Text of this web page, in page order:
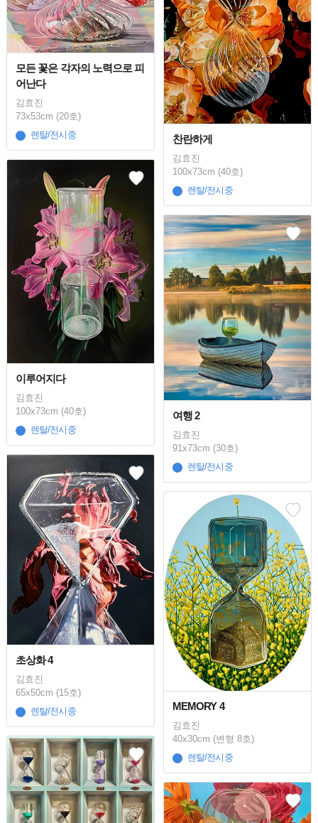
모든 꽃은 각자의 노력으로 피
어난다
김효진
73x53cm (20호)
렌탈/전시중
찬란하게
김효진
100x73cm (40호)
렌탈/전시중
이루어지다
김효진
100x73cm (40호)
렌탈/전시중
여행 2
김효진
91x73cm (30호)
렌탈/전시중
초상화 4
김효진
65x50cm (15호)
렌탈/전시중
MEMORY 4
김효진
40x30cm (변형 8호)
렌탈/전시중